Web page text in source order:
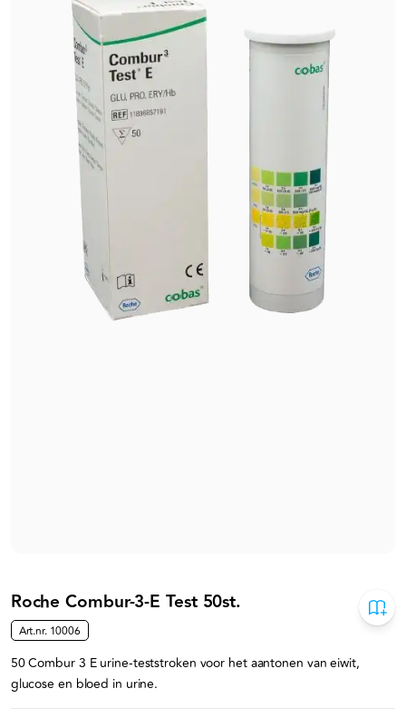
Roche Combur-3-E Test 50st.
Art.nr. 10006
50 Combur 3 E urine-teststroken voor het aantonen van eiwit,
glucose en bloed in urine.